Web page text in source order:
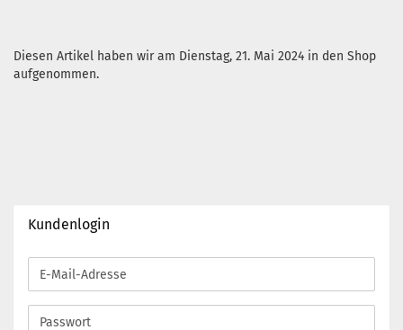
Diesen Artikel haben wir am Dienstag, 21. Mai 2024 in den Shop
aufgenommen.
Kundenlogin
E-
Mail-
Adresse
Passwort